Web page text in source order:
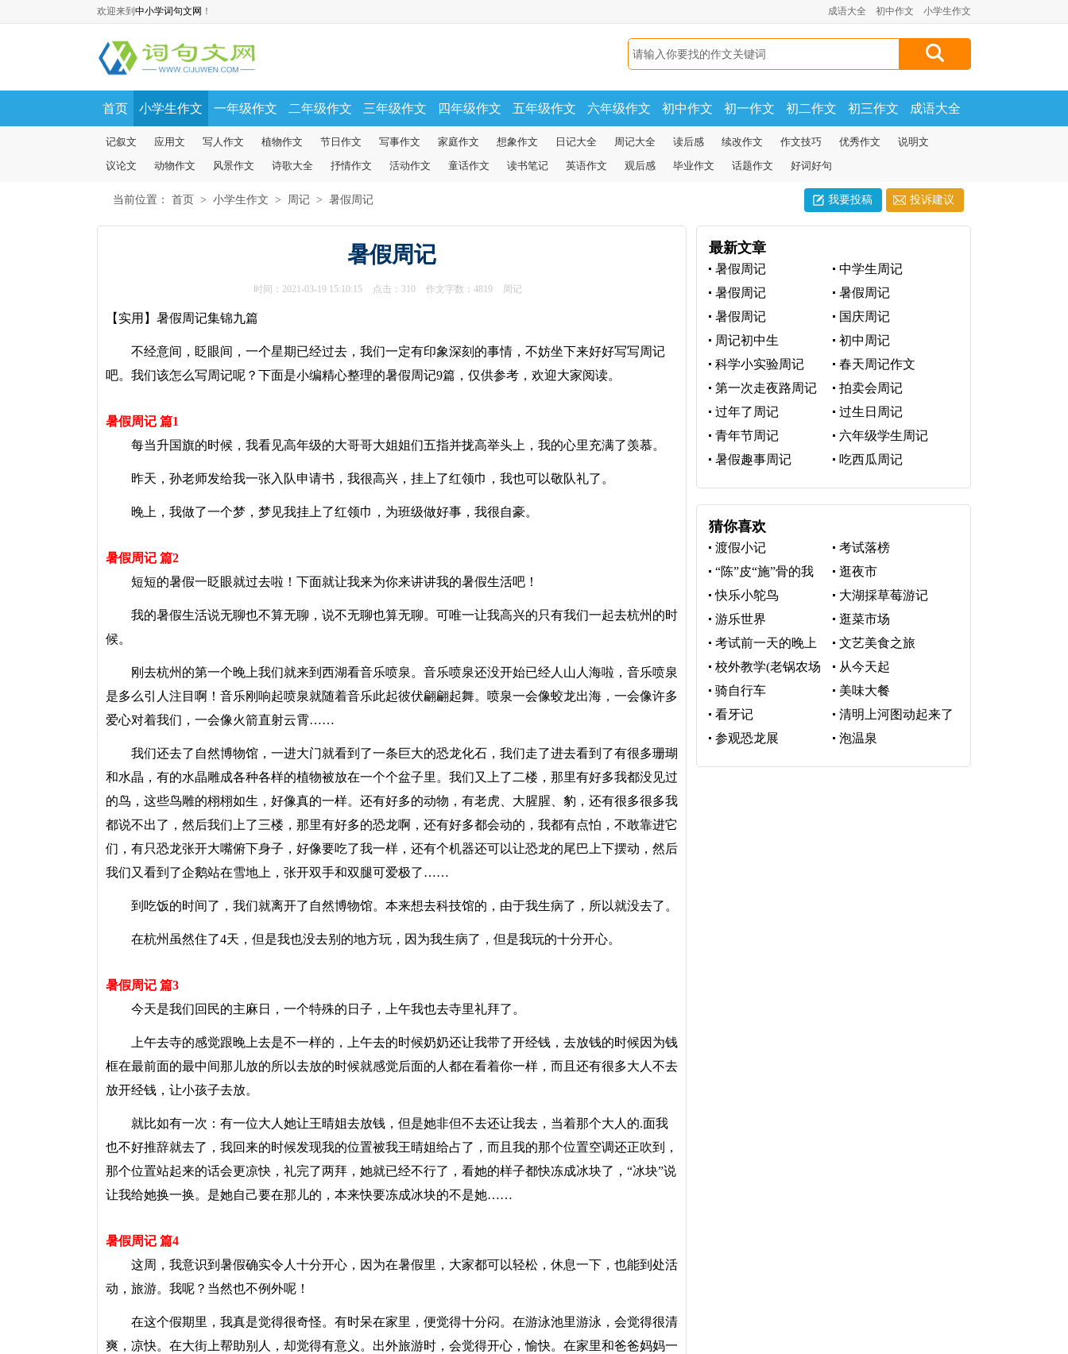
欢迎来到 中小学词句文网 ！ 小学生作文
初中作文
成语大全
首页 小学生作文 一年级作文 二年级作文 三年级作文 四年级作文 五年级作文 六年级作文 初中作文 初一作文 初二作文 初三作文 成语大全
记叙文 应用文 写人作文 植物作文 节日作文 写事作文 家庭作文 想象作文 日记大全 周记大全 读后感 续改作文 作文技巧 优秀作文
说明文
议论文
动物作文 风景作文 诗歌大全 抒情作文 活动作文 童话作文 读书笔记 英语作文 观后感 毕业作文 话题作文 好词好句
当前位置： 首页 > 小学生作文 > 周记 > 暑假周记 我要投稿 投诉建议
暑假周记
时间：2021-03-19 15:10:15 点击： 310 作文字数：4819 周记
【实用】暑假周记集锦九篇
不经意间，眨眼间，一个星期已经过去，我们一定有印象深刻的事情，不妨坐下来好好写写周记
吧。我们该怎么写周记呢？下面是小编精心整理的暑假周记9篇，仅供参考，欢迎大家阅读。
暑假周记 篇1
每当升国旗的时候，我看见高年级的大哥哥大姐姐们五指并拢高举头上，我的心里充满了羡慕。
昨天，孙老师发给我一张入队申请书，我很高兴，挂上了红领巾，我也可以敬队礼了。
晚上，我做了一个梦，梦见我挂上了红领巾，为班级做好事，我很自豪。
暑假周记 篇2
短短的暑假一眨眼就过去啦！下面就让我来为你来讲讲我的暑假生活吧！
我的暑假生活说无聊也不算无聊，说不无聊也算无聊。可唯一让我高兴的只有我们一起去杭州的时
候。
刚去杭州的第一个晚上我们就来到西湖看音乐喷泉。音乐喷泉还没开始已经人山人海啦，音乐喷泉
是多么引人注目啊！音乐刚响起喷泉就随着音乐此起彼伏翩翩起舞。喷泉一会像蛟龙出海，一会像许多
爱心对着我们，一会像火箭直射云霄……
我们还去了自然博物馆，一进大门就看到了一条巨大的恐龙化石，我们走了进去看到了有很多珊瑚
和水晶，有的水晶雕成各种各样的植物被放在一个个盆子里。我们又上了二楼，那里有好多我都没见过
的鸟，这些鸟雕的栩栩如生，好像真的一样。还有好多的动物，有老虎、大腥腥、豹，还有很多很多我
都说不出了，然后我们上了三楼，那里有好多的恐龙啊，还有好多都会动的，我都有点怕，不敢靠进它
们，有只恐龙张开大嘴俯下身子，好像要吃了我一样，还有个机器还可以让恐龙的尾巴上下摆动，然后
我们又看到了企鹅站在雪地上，张开双手和双腿可爱极了……
到吃饭的时间了，我们就离开了自然博物馆。本来想去科技馆的，由于我生病了，所以就没去了。
在杭州虽然住了4天，但是我也没去别的地方玩，因为我生病了，但是我玩的十分开心。
暑假周记 篇3
今天是我们回民的主麻日，一个特殊的日子，上午我也去寺里礼拜了。
上午去寺的感觉跟晚上去是不一样的，上午去的时候奶奶还让我带了开经钱，去放钱的时候因为钱
框在最前面的最中间那儿放的所以去放的时候就感觉后面的人都在看着你一样，而且还有很多大人不去
放开经钱，让小孩子去放。
就比如有一次：有一位大人她让王晴姐去放钱，但是她非但不去还让我去，当着那个大人的.面我
也不好推辞就去了，我回来的时候发现我的位置被我王晴姐给占了，而且我的那个位置空调还正吹到，
那个位置站起来的话会更凉快，礼完了两拜，她就已经不行了，看她的样子都快冻成冰块了，“冰块”说
让我给她换一换。是她自己要在那儿的，本来快要冻成冰块的不是她……
暑假周记 篇4
这周，我意识到暑假确实令人十分开心，因为在暑假里，大家都可以轻松，休息一下，也能到处活
动，旅游。我呢？当然也不例外呢！
在这个假期里，我真是觉得很奇怪。有时呆在家里，便觉得十分闷。在游泳池里游泳，会觉得很清
爽，凉快。在大街上帮助别人，却觉得有意义。出外旅游时，会觉得开心，愉快。在家里和爸爸妈妈一
最新文章
暑假周记
中学生周记
暑假周记
暑假周记
暑假周记
国庆周记
周记初中生
初中周记
科学小实验周记
春天周记作文
第一次走夜路周记
拍卖会周记
过年了周记
过生日周记
青年节周记
六年级学生周记
暑假趣事周记
吃西瓜周记
猜你喜欢
渡假小记
考试落榜
“陈”皮“施”骨的我
逛夜市
快乐小鸵鸟
大湖採草莓游记
游乐世界
逛菜市场
考试前一天的晚上
文艺美食之旅
校外教学(老锅农场
体验)
从今天起
骑自行车
美味大餐
看牙记
清明上河图动起来了
参观恐龙展
泡温泉